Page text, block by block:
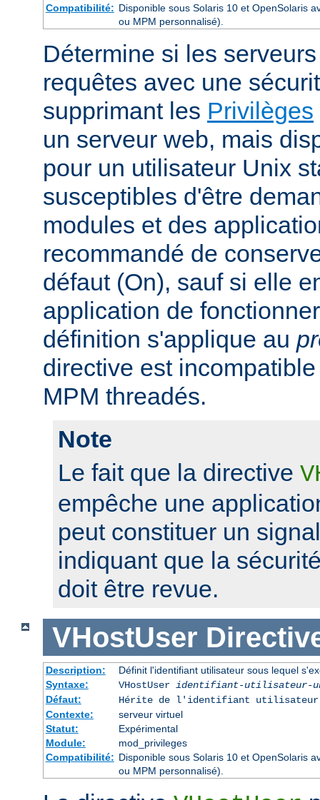
Compatibilité: Disponible sous Solaris 10 et OpenSolaris
ou MPM personnalisé).
Détermine si les
requêtes avec une
supprimant les Privilèges
un serveur web, mais
pour un utilisateur Unix
susceptibles d'être
modules et des
recommandé de
défaut (On), sauf si elle
application de
définition s'applique au
directive est
MPM threadés.
Note
Le fait que la directive
empêche une
peut constituer un
indiquant que la
doit être revue.
VHostUser
Description:
Définit l'identifiant utilisateur sous lequel
Syntaxe:
VHostUser identifiant-utilisateur-
Défaut:
Hérite de l'identifiant
Contexte:
serveur virtuel
Statut:
Expérimental
Module:
mod_privileges
Compatibilité: Disponible sous Solaris 10 et OpenSolaris
ou MPM personnalisé).